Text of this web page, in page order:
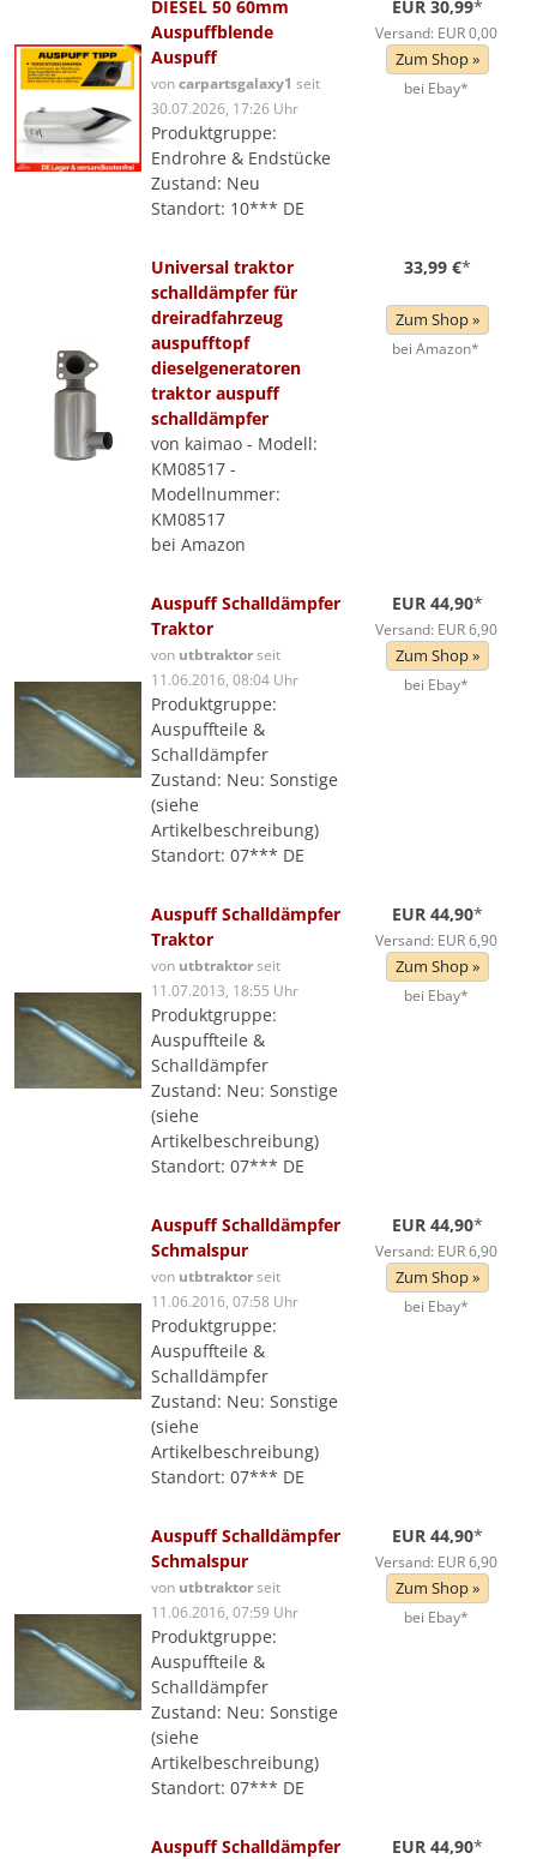
DIESEL 50 60mm
Auspuffblende
Auspuff
voncarpartsgalaxy1 seit
30.07.2026, 17:26 Uhr
Produktgruppe:
Endrohre & Endstücke
Zustand: Neu
Standort: 10*** DE
EUR 30,99*
Versand: EUR 0,00
Zum Shop »
bei Ebay*
Universal traktor
schalldämpfer für
dreiradfahrzeug
auspufftopf
dieselgeneratoren
traktor auspuff
schalldämpfer
von kaimao - Modell:
KM08517 -
Modellnummer:
KM08517
bei Amazon
33,99 €*
Zum Shop »
bei Amazon*
Auspuff Schalldämpfer
Traktor
von utbtraktorseit
11.06.2016, 08:04 Uhr
Produktgruppe:
Auspuffteile &
Schalldämpfer
Zustand: Neu: Sonstige
(siehe
Artikelbeschreibung)
Standort: 07*** DE
EUR 44,90*
Versand: EUR 6,90
Zum Shop »
bei Ebay*
Auspuff Schalldämpfer
Traktor
von utbtraktorseit
11.07.2013, 18:55 Uhr
Produktgruppe:
Auspuffteile &
Schalldämpfer
Zustand: Neu: Sonstige
(siehe
Artikelbeschreibung)
Standort: 07*** DE
EUR 44,90*
Versand: EUR 6,90
Zum Shop »
bei Ebay*
Auspuff Schalldämpfer
Schmalspur
von utbtraktorseit
11.06.2016, 07:58 Uhr
Produktgruppe:
Auspuffteile &
Schalldämpfer
Zustand: Neu: Sonstige
(siehe
Artikelbeschreibung)
Standort: 07*** DE
EUR 44,90*
Versand: EUR 6,90
Zum Shop »
bei Ebay*
Auspuff Schalldämpfer
Schmalspur
von utbtraktorseit
11.06.2016, 07:59 Uhr
Produktgruppe:
Auspuffteile &
Schalldämpfer
Zustand: Neu: Sonstige
(siehe
Artikelbeschreibung)
Standort: 07*** DE
EUR 44,90*
Versand: EUR 6,90
Zum Shop »
bei Ebay*
Auspuff Schalldämpfer
EUR 44,90*